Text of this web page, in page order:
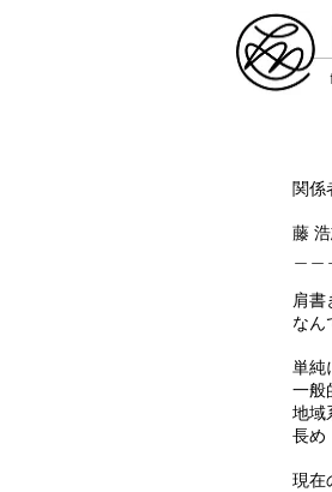
関係
藤
肩書
なん
単
一
地
現在